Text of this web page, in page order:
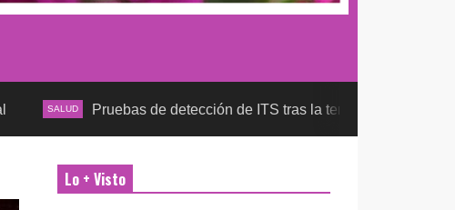
Pruebas de detección de ITS tras la temporada futbolera, aseguran
Lo + Visto